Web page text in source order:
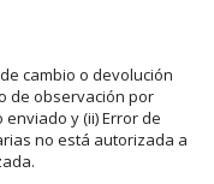
cambio o devolución
de observación por
y (ii) Error de
no está autorizada a